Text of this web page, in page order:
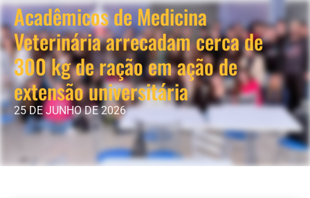
Acadêmicos de Medicina
Veterinária arrecadam cerca de
300 kg de ração em ação de
extensão universitária
25 DE JUNHO DE 2026